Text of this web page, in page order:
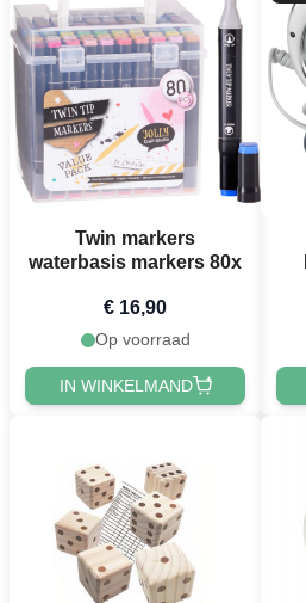
Twin markers
waterbasis markers 80x
€ 16,90
Op voorraad
IN WINKELMAND